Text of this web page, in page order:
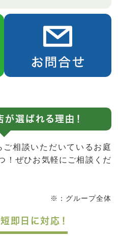
選ばれる理由！
ご相談いただいているお庭
！ぜひお気軽にご相談くだ
※：グループ全体
即日に対応！